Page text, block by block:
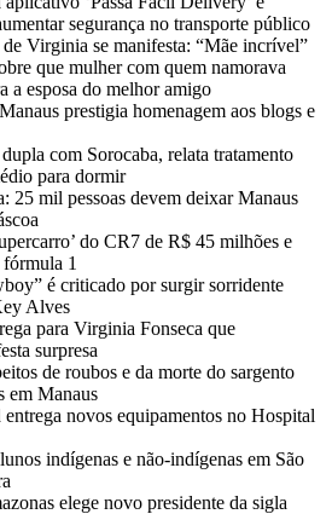
segurança no transporte público
Virginia se manifesta: “Mãe incrível”
que mulher com quem namorava
a esposa do melhor amigo
prestigia homenagem aos blogs e
com Sorocaba, relata tratamento
para dormir
25 mil pessoas devem deixar Manaus
do CR7 de R$ 45 milhões e
1
é criticado por surgir sorridente
Alves
para Virginia Fonseca que
surpresa
de roubos e da morte do sargento
em Manaus
entrega novos equipamentos no Hospital
indígenas e não-indígenas em São
elege novo presidente da sigla